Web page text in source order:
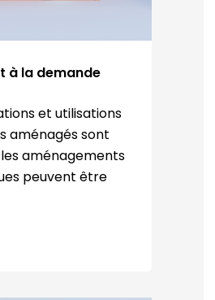
à la demande
et utilisations
aménagés sont
aménagements
peuvent être